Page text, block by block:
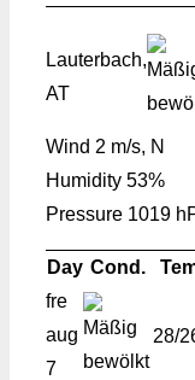
Lauterbach,
AT
Wind 2 m/s, N
Humidity 53%
Pressure 1019
Day Cond.
fre
aug
7
28/